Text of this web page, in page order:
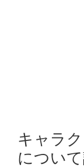
キャラク
につい